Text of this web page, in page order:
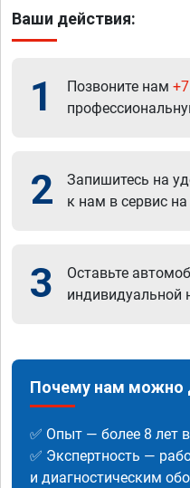
Ваши действия:
1 Позвоните нам
2
Запишитесь на
к нам в сервис
3
Оставьте
индивидуальной
Почему нам можно
✅ Опыт — более 8 лет
✅ Экспертность —
и диагностическим